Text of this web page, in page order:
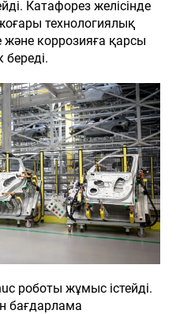
ОНЛАЙН САТЫП АЛУ
Катафорез желісінде
технологиялық
коррозияға қарсы
роботы жұмыс істейді.
бағдарлама